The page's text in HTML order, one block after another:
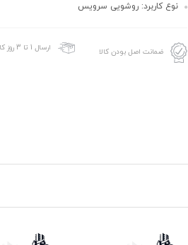
نوع کاربرد: روشویی سرویس
ضمانت اصل بودن کالا ارسال 1 تا 3 روز کاری